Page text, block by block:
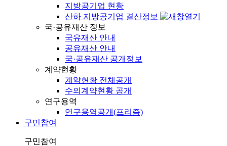
지방공기업 현황
산하 지방공기업 결산정보
국·공유재산 정보
국유재산 안내
공유재산 안내
국·공유재산 공개정보
계약현황
계약현황 전체공개
수의계약현황 공개
연구용역
연구용역공개(프리즘)
구민참여
구민참여